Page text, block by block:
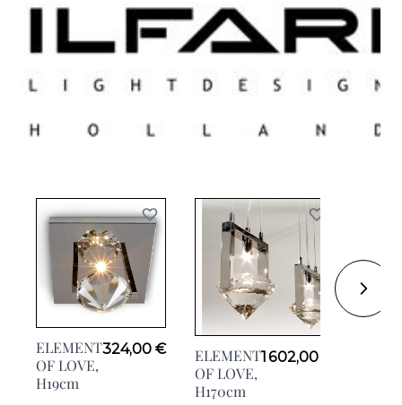
ELEMENT
OF LOVE,
H19cm
324,00 €
ELEMENT
OF LOVE,
H170cm
1 602,00 €